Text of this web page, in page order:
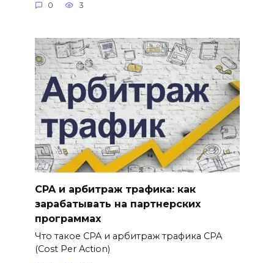
0 3
CPA и арбитраж трафика: как
зарабатывать на партнерских
программах
Что такое CPA и арбитраж трафика CPA
(Cost Per Action)